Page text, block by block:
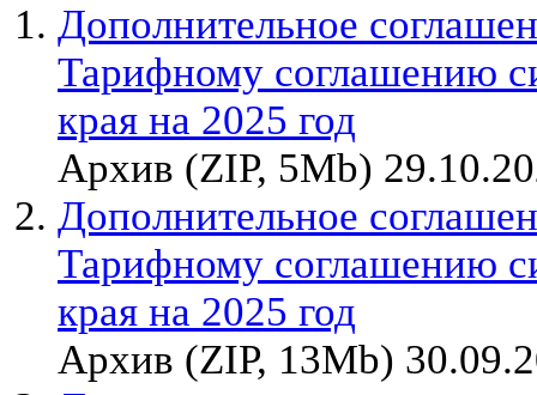
Дополнительное
Тарифному соглашению
края на 2025 год
Архив (ZIP, 5Mb)
Дополнительное
Тарифному соглашению
края на 2025 год
Архив (ZIP, 13Mb)